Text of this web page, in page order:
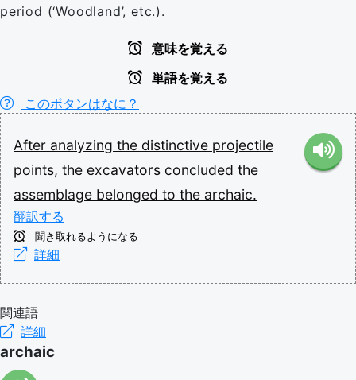
period (‘Woodland’, etc.).
意味を覚える
単語を覚える
このボタンはなに？
After analyzing the distinctive projectile
points, the excavators concluded the
assemblage belonged to the archaic.
翻訳する
聞き取れるようになる
詳細
関連語
詳細
archaic